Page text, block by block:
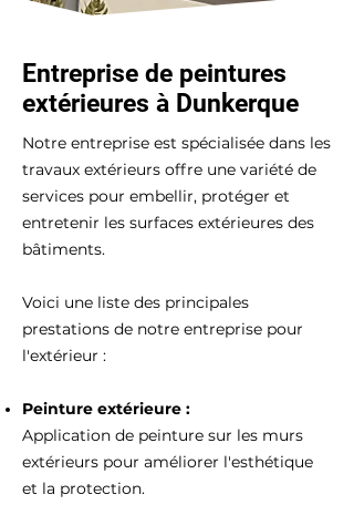
Entreprise de peintures
extérieures à Dunkerque
Notre entreprise est spécialisée dans les
travaux extérieurs offre une variété de
services pour embellir, protéger et
entretenir les surfaces extérieures des
bâtiments.
Voici une liste des principales
prestations de notre entreprise pour
l'extérieur :
Peinture extérieure :
Application de peinture sur les murs
extérieurs pour améliorer l'esthétique
et la protection.